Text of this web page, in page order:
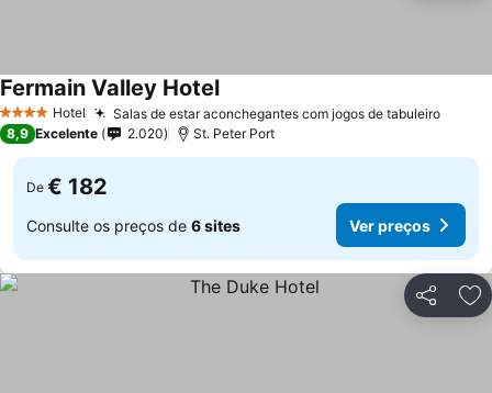
4 EstrelasHotel Salas de estar aconchegantes com jogos de tabuleiro
Fermain Valley Hotel
8,9 Excelente 2.020 St. Peter Port
De € 182
Consulte os preços de 6 sites Ver preços
Partilhar